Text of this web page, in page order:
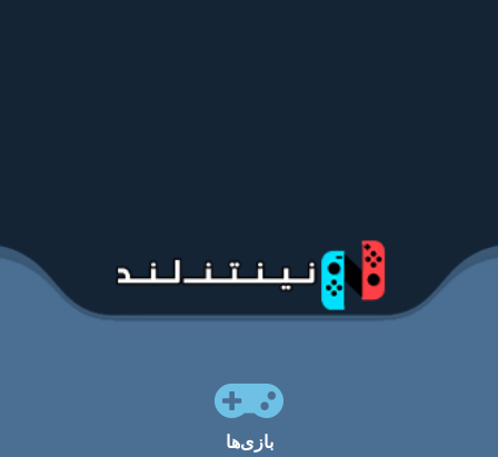
بازی‌ها